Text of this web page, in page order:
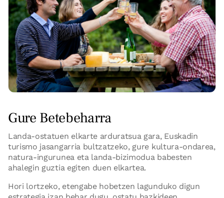
Gure Betebeharra
Landa-ostatuen elkarte arduratsua gara, Euskadin
turismo jasangarria bultzatzeko, gure kultura-ondarea,
natura-ingurunea eta landa-bizimodua babesten
ahalegin guztia egiten duen elkartea.
Hori lortzeko, etengabe hobetzen lagunduko digun